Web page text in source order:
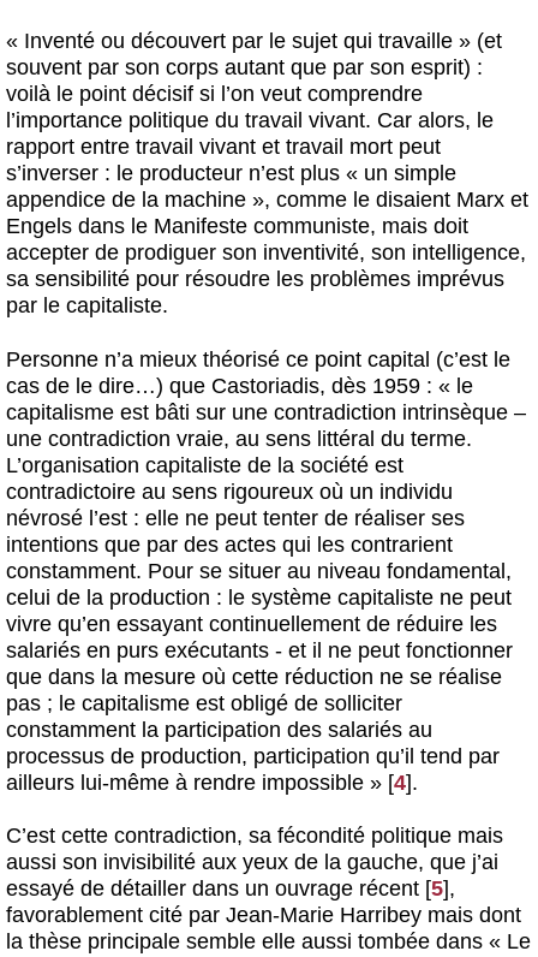
« Inventé ou découvert par le sujet qui travaille » (et
souvent par son corps autant que par son esprit) :
voilà le point décisif si l’on veut comprendre
l’importance politique du travail vivant. Car alors, le
rapport entre travail vivant et travail mort peut
s’inverser : le producteur n’est plus « un simple
appendice de la machine », comme le disaient Marx et
Engels dans le Manifeste communiste, mais doit
accepter de prodiguer son inventivité, son intelligence,
sa sensibilité pour résoudre les problèmes imprévus
par le capitaliste.
Personne n’a mieux théorisé ce point capital (c’est le
cas de le dire…) que Castoriadis, dès 1959 : « le
capitalisme est bâti sur une contradiction intrinsèque –
une contradiction vraie, au sens littéral du terme.
L’organisation capitaliste de la société est
contradictoire au sens rigoureux où un individu
névrosé l’est : elle ne peut tenter de réaliser ses
intentions que par des actes qui les contrarient
constamment. Pour se situer au niveau fondamental,
celui de la production : le système capitaliste ne peut
vivre qu’en essayant continuellement de réduire les
salariés en purs exécutants - et il ne peut fonctionner
que dans la mesure où cette réduction ne se réalise
pas ; le capitalisme est obligé de solliciter
constamment la participation des salariés au
processus de production, participation qu’il tend par
ailleurs lui-même à rendre impossible » [4].
C’est cette contradiction, sa fécondité politique mais
aussi son invisibilité aux yeux de la gauche, que j’ai
essayé de détailler dans un ouvrage récent [5],
favorablement cité par Jean-Marie Harribey mais dont
la thèse principale semble elle aussi tombée dans « Le